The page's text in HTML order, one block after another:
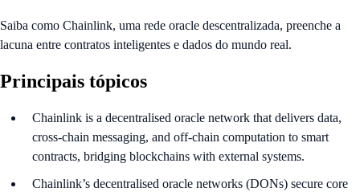
Saiba como Chainlink, uma rede oracle descentralizada, preenche a
lacuna entre contratos inteligentes e dados do mundo real.
Principais tópicos
Chainlink is a decentralised oracle network that delivers data,
cross-chain messaging, and off-chain computation to smart
contracts, bridging blockchains with external systems.
Chainlink’s decentralised oracle networks (DONs) secure core